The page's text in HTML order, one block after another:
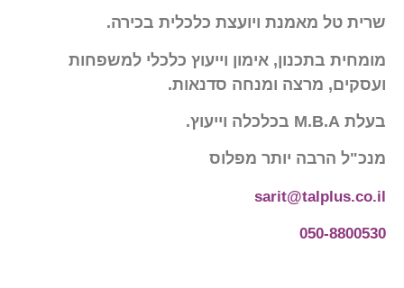
שרית טל מאמנת ויועצת כלכלית בכירה.
מומחית בתכנון, אימון וייעוץ כלכלי למשפחות
ועסקים, מרצה ומנחה סדנאות.
בעלת M.B.A בכלכלה וייעוץ.
מנכ"ל הרבה יותר מפלוס
sarit@talplus.co.il
050-8800530